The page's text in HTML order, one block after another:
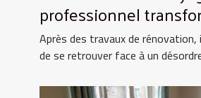
professionnel
espace après
Après des travaux de
de se retrouver face à un